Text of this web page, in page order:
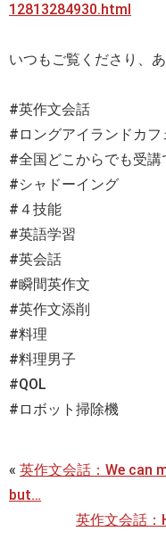
12813284930.html
いつもご覧くださり、
#英作文会話
#ロングアイランドカフ
#全国どこからでも受講
#シャドーイング
#４技能
#英語学習
#英会話
#瞬間英作文
#英作文添削
#料理
#料理男子
#QOL
#ロボット掃除機
« 英作文会話：We can
but…
英作文会話